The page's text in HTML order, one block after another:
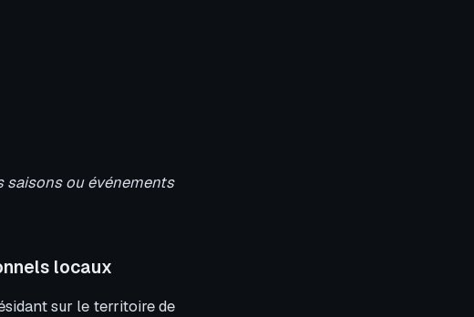
saisons ou événements
locaux
sur le territoire de